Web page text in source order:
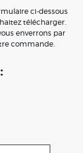
ci-dessous
télécharger.
enverrons par
commande.